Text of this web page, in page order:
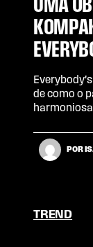
UMA
de como o
POR
TREND